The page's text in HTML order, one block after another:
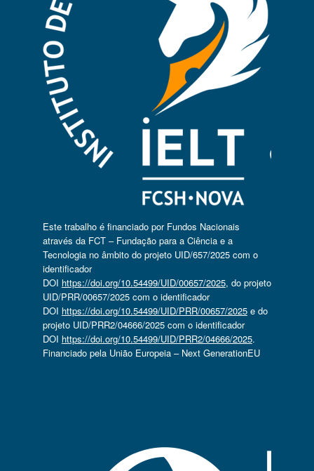
Este trabalho é financiado por Fundos Nacionais
através da FCT – Fundação para a Ciência e a
Tecnologia no âmbito do projeto UID/657/2025 com o
identificador
DOI https://doi.org/10.54499/UID/00657/2025, do projeto
UID/PRR/00657/2025 com o identificador
DOI https://doi.org/10.54499/UID/PRR/00657/2025e do
projeto UID/PRR2/04666/2025 com o identificador
DOI https://doi.org/10.54499/UID/PRR2/04666/2025.
Financiado pela União Europeia – Next GenerationEU